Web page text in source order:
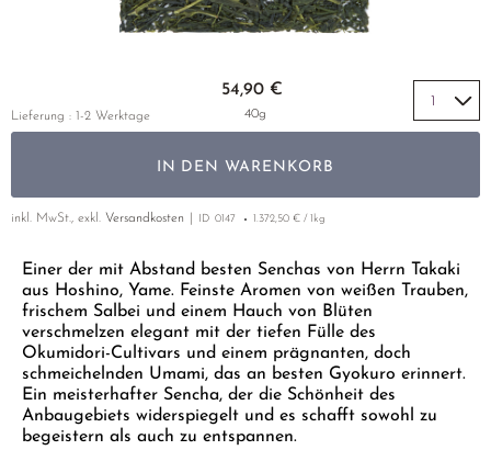
EMPFEHLUNGEN
LUSHAN CLOUD & MIST
WHITE CRANE WAVE
GRÜNTEE RARITÄTEN
SORTEN ÜBERSICHT CHINA
MIYAZAKI
UJI
URESHINO
YAME
YUNNAN
GELBER TEE
SETS & GIFTS
PHOENIX DANCONG
ZHANGPING SHUI XIAN
THAILAND
EMPFEHLUNGEN
SETS & GIFTS
EMPFEHLUNGEN
SETS & GIFTS
NACH SORTE
MATE TEE
SELTENE INCENCES
Einer der mit Abstand besten Senchas von Herrn Takaki
aus Hoshino, Yame. Feinste Aromen von weißen Trauben,
frischem Salbei und einem Hauch von Blüten
verschmelzen elegant mit der tiefen Fülle des
Okumidori-Cultivars und einem prägnanten, doch
schmeichelnden Umami, das an besten Gyokuro erinnert.
Ein meisterhafter Sencha, der die Schönheit des
Anbaugebiets widerspiegelt und es schafft sowohl zu
begeistern als auch zu entspannen.
54,90 €
40g
IN DEN WARENKORB
Lieferung : 1-2 Werktage
inkl. MwSt., exkl. Versandkosten ID 0147 1.372,50 € / 1kg